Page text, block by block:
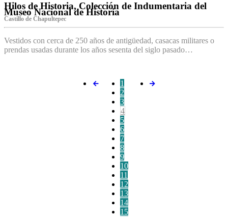
Hilos de Historia, Colección de Indumentaria del
Museo Nacional de Historia
Castillo de Chapultepec
Vestidos con cerca de 250 años de antigüedad, casacas militares o
prendas usadas durante los años sesenta del siglo pasado…
1
2
3
4
5
6
7
8
9
10
11
12
13
14
15